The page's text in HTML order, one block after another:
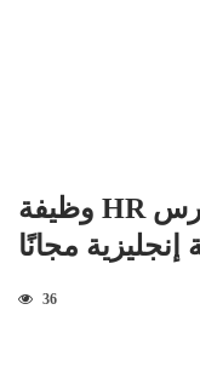
وظيفة HR بخبرة بسيطة – وأيضًا كورس
إنجليزية مجانًا
36